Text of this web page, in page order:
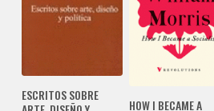
ESCRITOS SOBRE
HOW I BECAME A